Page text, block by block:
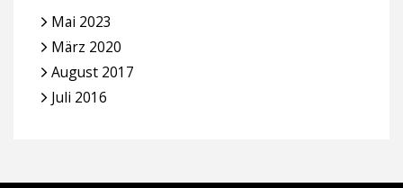
Mai 2023
März 2020
August 2017
Juli 2016